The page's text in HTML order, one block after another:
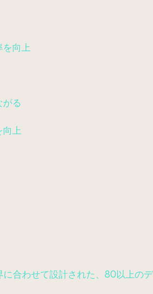
を向上
る
向上
合わせて設計された、80以上の